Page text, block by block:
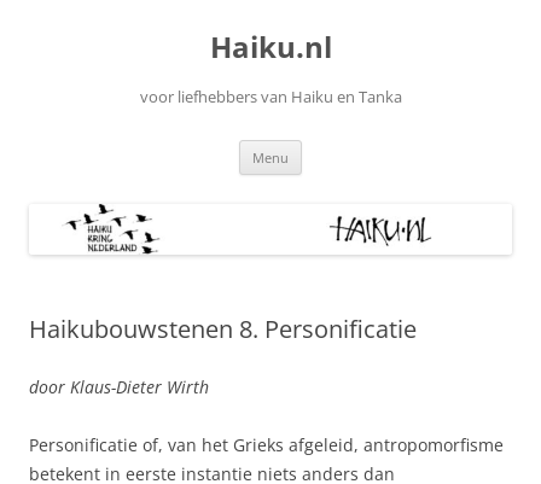
Haiku.nl
voor liefhebbers van Haiku en Tanka
Menu
Haikubouwstenen 8. Personificatie
door Klaus-Dieter Wirth
Personificatie of, van het Grieks afgeleid, antropomorfisme
betekent in eerste instantie niets anders dan